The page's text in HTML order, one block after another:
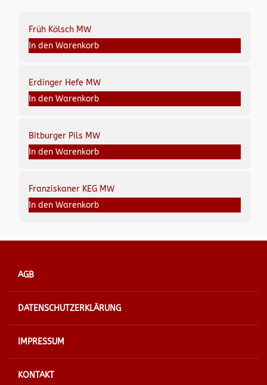
Früh Kölsch MW
In den Warenkorb
Erdinger Hefe MW
In den Warenkorb
Bitburger Pils MW
In den Warenkorb
Franziskaner KEG MW
In den Warenkorb
AGB
DATENSCHUTZERKLÄRUNG
IMPRESSUM
KONTAKT